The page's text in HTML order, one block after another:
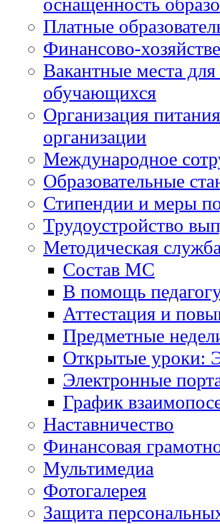
Платные
Финансово-
Вакантные места
обучающихся
Организация
организации
Международное
Образовательные
Стипендии и меры
Трудоустройство
Методическая
Состав МС
В помощь
Аттестация и
Предметные
Открытые уроки:
Электронные
График
Наставничество
Финансовая
Мультимедиа
Фотогалерея
Защита